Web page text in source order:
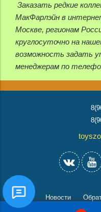
Заказать редкие
МакФарлэйн в
Москве, регионам
круглосуточно на
возможность задать
менеджерам по
Новости